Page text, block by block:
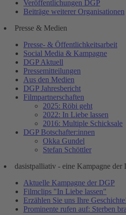
Veröffentlichungen DGP
Beiträge weiterer Organisationen
Presse & Medien
Presse- & Öffentlichkeitsarbeit
Social Media & Kampagne
DGP Aktuell
Pressemitteilungen
Aus den Medien
DGP Jahresbericht
Filmpartnerschaften
2025: Röbi geht
2022: In Liebe lassen
2016: Multiple Schicksale
DGP Botschafter:innen
Okka Gundel
Stefan Schöttler
dasistpalliativ - eine Kampagne der
Aktuelle Kampagne der DGP
Filmclips "In Liebe lassen"
Erzählen Sie uns Ihre
Prominente rufen auf: Sterben